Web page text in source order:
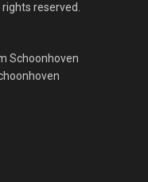
reserved.
Schoonhoven